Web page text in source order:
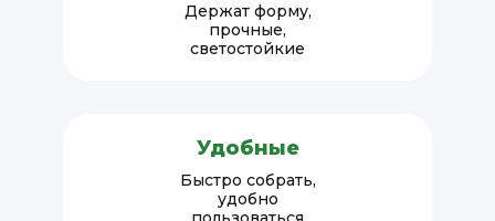
Держат форму,
прочные,
светостойкие
Удобные
Быстро собрать,
удобно